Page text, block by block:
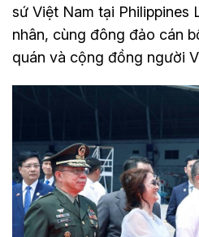
sứ Việt Nam tại Philippines
nhân, cùng đông đảo cán
quán và cộng đồng người